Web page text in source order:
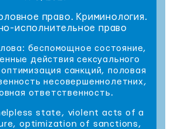
право. Криминология.
исполнительное право
беспомощное состояние,
действия сексуального
санкций, половая
несовершеннолетних,
ответственность.
state, violent acts of a
optimization of sanctions,